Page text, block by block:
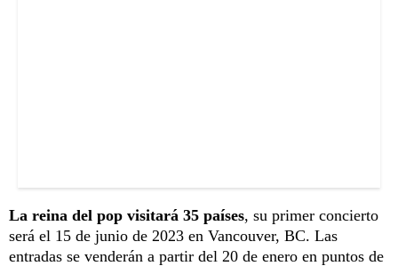
La reina del pop visitará 35 países, su primer concierto
será el 15 de junio de 2023 en Vancouver, BC. Las
entradas se venderán a partir del 20 de enero en puntos de